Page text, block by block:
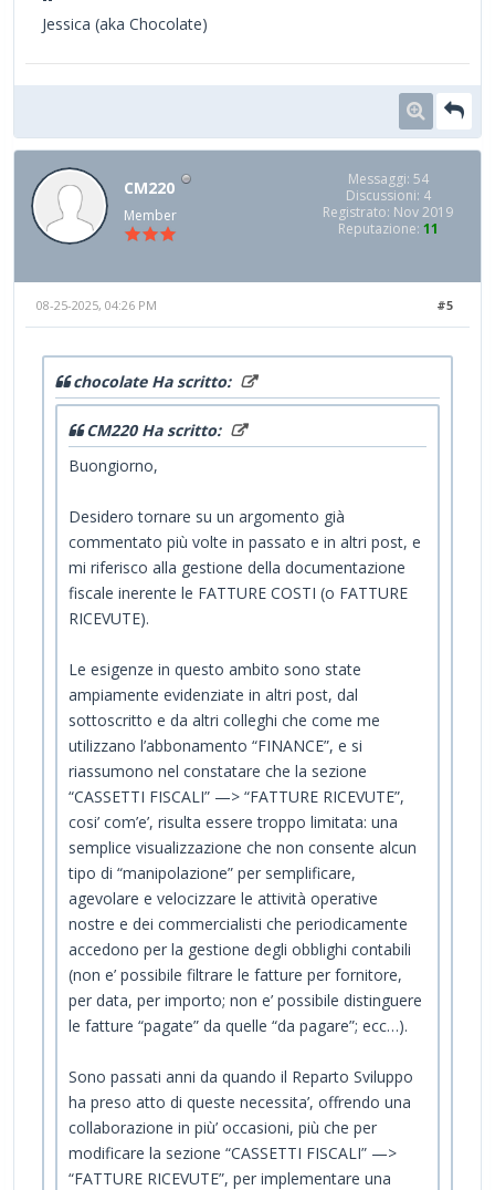
Jessica (aka Chocolate)
CM220
Member
Messaggi: 54
Discussioni: 4
Registrato: Nov 2019
Reputazione: 11
#5
08-25-2025, 04:26 PM
chocolate Ha scritto:
CM220 Ha scritto:
Buongiorno,
Desidero tornare su un argomento già
commentato più volte in passato e in altri post, e
mi riferisco alla gestione della documentazione
fiscale inerente le FATTURE COSTI (o FATTURE
RICEVUTE).
Le esigenze in questo ambito sono state
ampiamente evidenziate in altri post, dal
sottoscritto e da altri colleghi che come me
utilizzano l’abbonamento “FINANCE”, e si
riassumono nel constatare che la sezione
“CASSETTI FISCALI” —> “FATTURE RICEVUTE”,
cosi’ com’e’, risulta essere troppo limitata: una
semplice visualizzazione che non consente alcun
tipo di “manipolazione” per semplificare,
agevolare e velocizzare le attività operative
nostre e dei commercialisti che periodicamente
accedono per la gestione degli obblighi contabili
(non e’ possibile filtrare le fatture per fornitore,
per data, per importo; non e’ possibile distinguere
le fatture “pagate” da quelle “da pagare”; ecc…).
Sono passati anni da quando il Reparto Sviluppo
ha preso atto di queste necessita’, offrendo una
collaborazione in più’ occasioni, più che per
modificare la sezione “CASSETTI FISCALI” —>
“FATTURE RICEVUTE”, per implementare una